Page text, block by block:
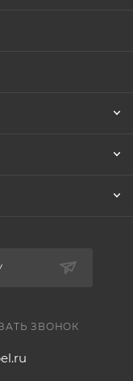
ЗВОНОК